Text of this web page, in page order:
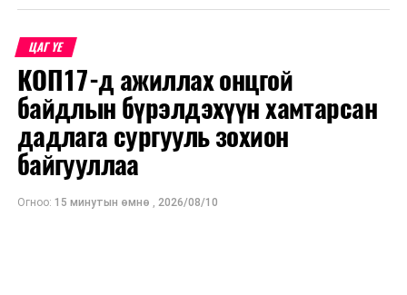
хөдөлгөөнд оролцуулах зохицуулалт 07:00-21:00
харгалзахгүй, нийслэлийн төвийн зургаан дүүргийн
хэмжээнд шийдвэр үйлчилнэгэж Замын
хөдөлгөөний удирдлагын төвөөс мэдээллээ.
ЦАГ ҮЕ
КОП17-д ажиллах онцгой
байдлын бүрэлдэхүүн хамтарсан
дадлага сургууль зохион
байгууллаа
Огноо: 15 минутын өмнө 2026/08/10